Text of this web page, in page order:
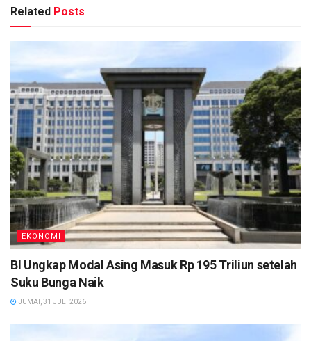
Related Posts
EKONOMI
BI Ungkap Modal Asing Masuk Rp 195 Triliun setelah
Suku Bunga Naik
JUMAT, 31 JULI 2026